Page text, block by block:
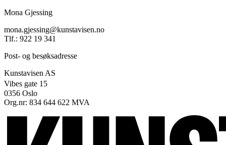
Mona Gjessing
mona.gjessing@kunstavisen.no
Tlf.: 922 19 341
Post- og besøksadresse
Kunstavisen AS
Vibes gate 15
0356 Oslo
Org.nr: 834 644 622 MVA